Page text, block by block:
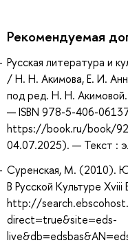
Рекомендуемая
Русская литература и
/ Н. Н. Акимова, Е. И.
под ред. Н. Н.
— ISBN 978-5-406-
https://book.ru/book/
04.07.2025). — Текст :
Суренская, М. (2010).
В Русской Культуре
http://
direct=true&site=eds-